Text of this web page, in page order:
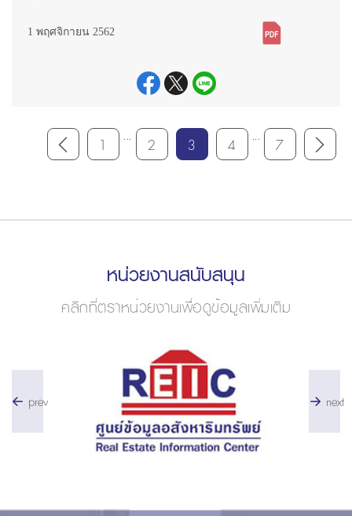
1 พฤศจิกายน 2562
1 ... 2 3 4 ... 7
หน่วยงานสนับสนุน
คลิกที่ตราหน่วยงานเพื่อดูข้อมูลเพิ่มเติม
prev next